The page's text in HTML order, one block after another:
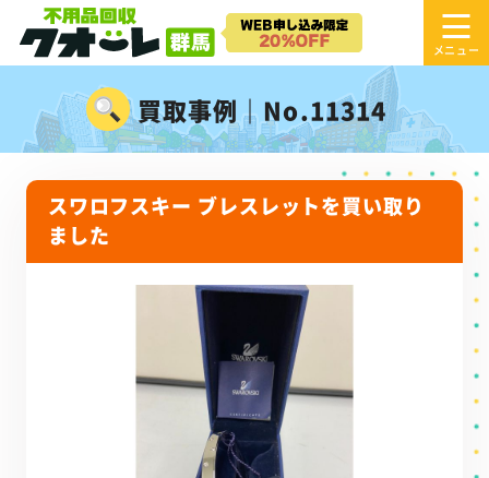
買取事例｜No.11314
スワロフスキー ブレスレットを買い取り
ました